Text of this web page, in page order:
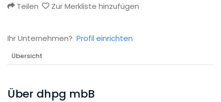
Teilen Zur Merkliste hinzufügen
Ihr Unternehmen? Profil einrichten
Übersicht
Über dhpg mbB